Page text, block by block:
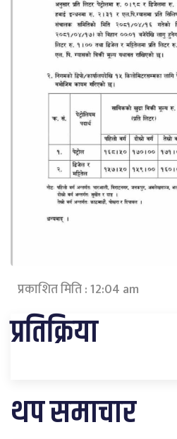
प्रकाशित मिति : 12:04 am
प्रतिक्रिया
थप समाचार